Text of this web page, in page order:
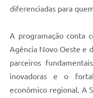
diferenciadas para
A programação conta
Agência Novo Oeste e
parceiros
inovadoras e o
econômico regional. A